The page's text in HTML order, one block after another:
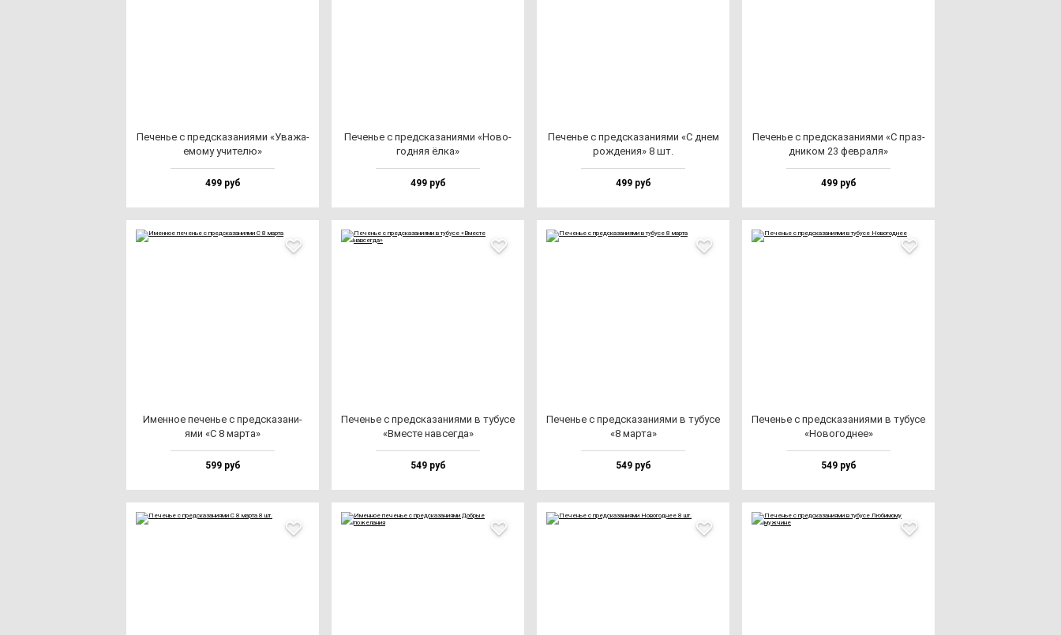
Печенье с пред­ска­за­ни­ями «Ува­жа­
емо­му учи­те­лю»
499 руб
Печенье с пред­ска­за­ни­ями «Ново­
год­няя ёл­ка»
499 руб
Печенье с пред­ска­за­ни­ями «С днем
рож­де­ния» 8 шт.
499 руб
Печенье с пред­ска­за­ни­ями «С праз­
дни­ком 23 фев­ра­ля»
499 руб
Имен­ное пе­ченье с пред­ска­за­ни­
ями «С 8 мар­та»
599 руб
Печенье с пред­ска­за­ни­ями в ту­бу­се
«Вмес­те нав­сег­да»
549 руб
Печенье с пред­ска­за­ни­ями в ту­бу­се
«8 мар­та»
549 руб
Печенье с пред­ска­за­ни­ями в ту­бу­се
«Ново­год­нее»
549 руб